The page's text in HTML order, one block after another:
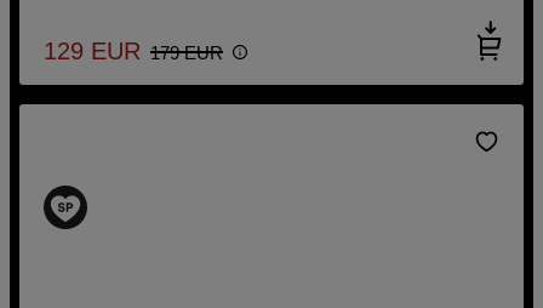
129 EUR 179 EUR